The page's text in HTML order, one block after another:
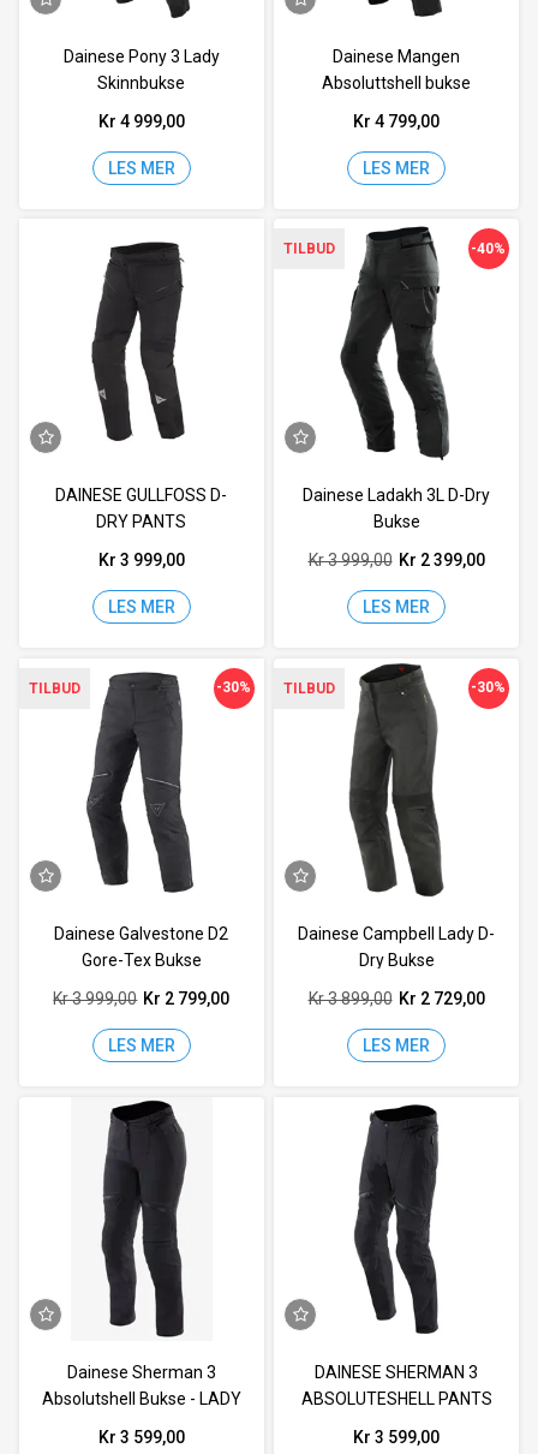
Dainese Pony 3 Lady
Skinnbukse
Kr 4 999,00
LES MER
Dainese Mangen
Absoluttshell bukse
Kr 4 799,00
LES MER
DAINESE GULLFOSS D-
DRY PANTS
Kr 3 999,00
LES MER
TILBUD
Dainese Ladakh 3L D-Dry
Bukse
-40%
Kr 3 999,00 Kr 2 399,00
LES MER
TILBUD
Dainese Galvestone D2
Gore-Tex Bukse
-30%
Kr 3 999,00 Kr 2 799,00
LES MER
TILBUD
Dainese Campbell Lady D-
Dry Bukse
-30%
Kr 3 899,00 Kr 2 729,00
LES MER
Dainese Sherman 3
Absolutshell Bukse - LADY
Kr 3 599,00
DAINESE SHERMAN 3
ABSOLUTESHELL PANTS
Kr 3 599,00